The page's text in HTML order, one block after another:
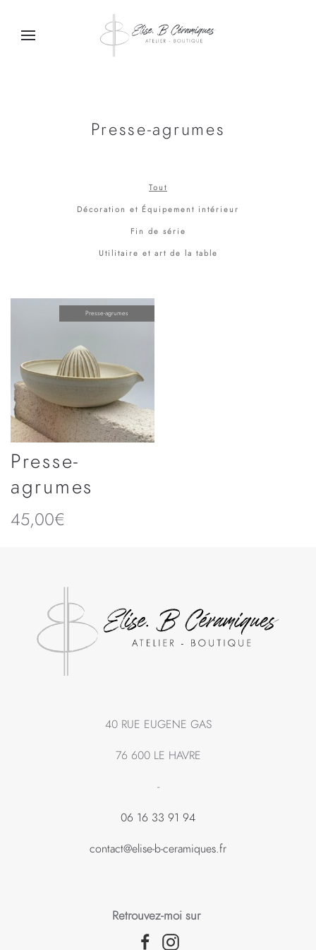
Passer au contenu principal
Presse-agrumes
Tout
Décoration et Équipement intérieur
Fin de série
Utilitaire et art de la table
Presse-agrumes
Presse-
agrumes
45,00€
40 RUE EUGENE GAS
76 600 LE HAVRE
-
06 16 33 91 94
contact@elise-b-ceramiques.fr
Retrouvez-moi sur